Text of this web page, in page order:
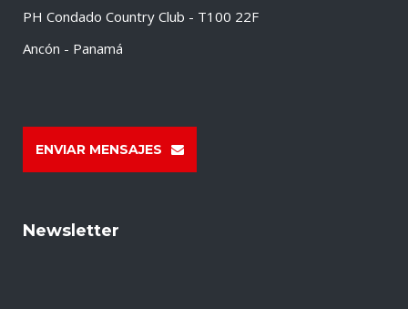
PH Condado Country Club - T100 22F
Ancón - Panamá
ENVIAR MENSAJES
Newsletter